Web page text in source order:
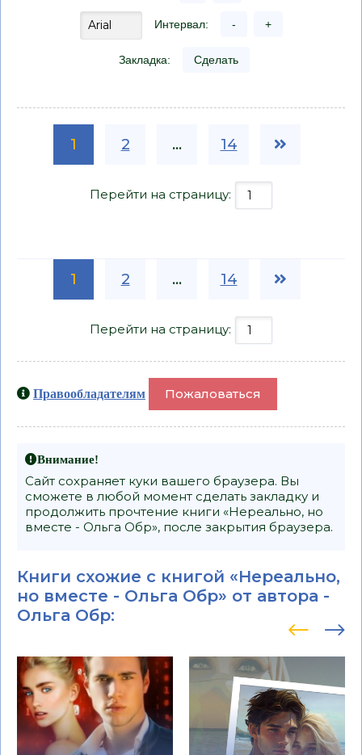
Интервал: - +
Закладка: Сделать
1 2 ... 14
Перейти на страницу:
1 2 ... 14
Перейти на страницу:
Правообладателям Пожаловаться
Внимание!
Сайт сохраняет куки вашего браузера. Вы
сможете в любой момент сделать закладку и
продолжить прочтение книги «Нереально, но
вместе - Ольга Обр», после закрытия браузера.
Книги схожие с книгой «Нереально,
но вместе - Ольга Обр» от автора -
Ольга Обр: